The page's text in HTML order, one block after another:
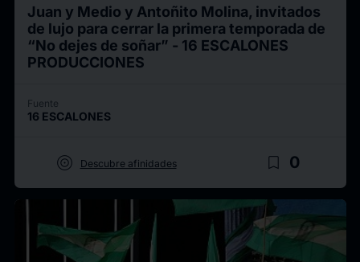
Juan y Medio y Antoñito Molina, invitados
de lujo para cerrar la primera temporada de
“No dejes de soñar” - 16 ESCALONES
PRODUCCIONES
Fuente
16 ESCALONES
target Descubre afinidades bookmark_border 0